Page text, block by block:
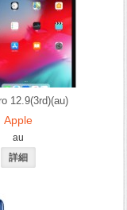
12.9(3rd)(au)
Apple
au